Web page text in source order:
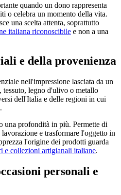
quando un dono rappresenta
o celebra un momento della vita.
una scelta attenta, soprattutto
italiana riconoscibile e non a una
e della provenienza
nell'impressione lasciata da un
tessuto, legno d'ulivo o metallo
dell'Italia e delle regioni in cui
una profondità in più. Permette di
e trasformare l'oggetto in
l'origine dei prodotti guarda
e collezioni artigianali italiane.
personali e